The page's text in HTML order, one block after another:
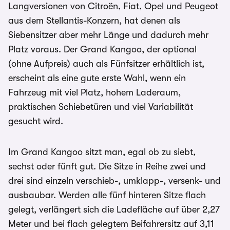
Langversionen von Citroën, Fiat, Opel und Peugeot
aus dem Stellantis-Konzern, hat denen als
Siebensitzer aber mehr Länge und dadurch mehr
Platz voraus. Der Grand Kangoo, der optional
(ohne Aufpreis) auch als Fünfsitzer erhältlich ist,
erscheint als eine gute erste Wahl, wenn ein
Fahrzeug mit viel Platz, hohem Laderaum,
praktischen Schiebetüren und viel Variabilität
gesucht wird.
Im Grand Kangoo sitzt man, egal ob zu siebt,
sechst oder fünft gut. Die Sitze in Reihe zwei und
drei sind einzeln verschieb-, umklapp-, versenk- und
ausbaubar. Werden alle fünf hinteren Sitze flach
gelegt, verlängert sich die Ladefläche auf über 2,27
Meter und bei flach gelegtem Beifahrersitz auf 3,11